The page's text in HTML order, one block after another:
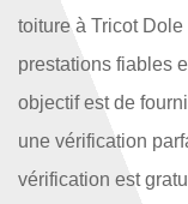
toiture à Tricot
prestations fiables
objectif est de
une vérification
vérification est